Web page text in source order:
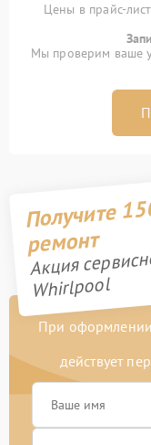
Цены в прайс-
Мы проверим ваше
Получите
ремонт
Акция
Whirlpool
При оформлении
действует